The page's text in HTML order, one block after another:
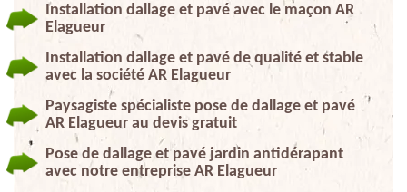
Installation dallage et pavé avec le maçon AR
Elagueur
Installation dallage et pavé de qualité et stable
avec la société AR Elagueur
Paysagiste spécialiste pose de dallage et pavé
AR Elagueur au devis gratuit
Pose de dallage et pavé jardin antidérapant
avec notre entreprise AR Elagueur